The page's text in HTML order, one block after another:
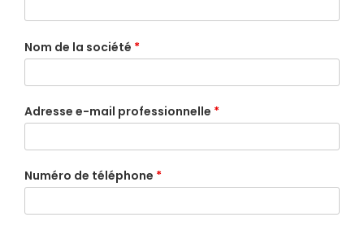
Nom de la société *
Adresse e-mail professionnelle *
Numéro de téléphone *